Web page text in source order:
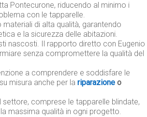
Pontecurone, riducendo al minimo i
con le tapparelle.
materiali di alta qualità, garantendo
e la sicurezza delle abitazioni.
nascosti. Il rapporto diretto con Eugenio
senza compromettere la qualità del
a comprendere e soddisfare le
misura anche per la riparazione o
settore, comprese le tapparelle blindate,
massima qualità in ogni progetto.